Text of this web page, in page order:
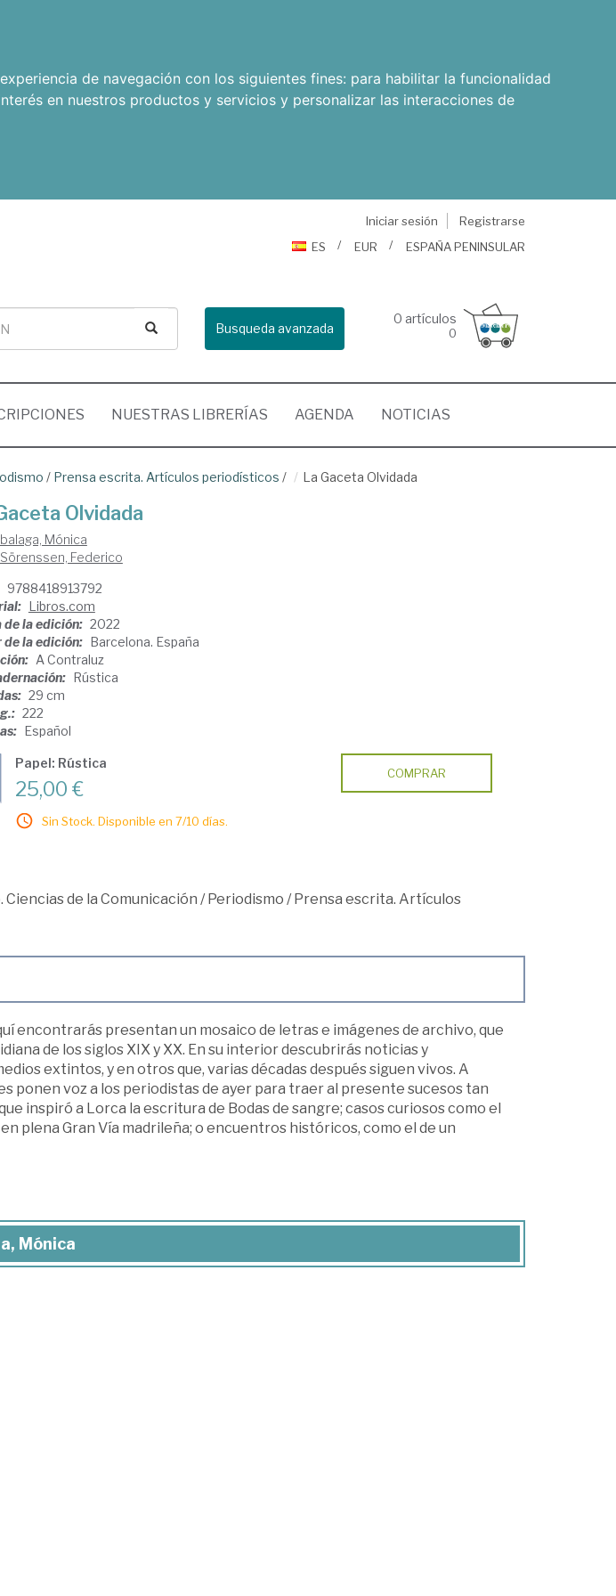
de navegación con los siguientes fines: para habilitar la funcionalidad
en nuestros productos y servicios y personalizar las interacciones de
Iniciar sesión
Registrarse
ES
EUR ESPAÑA PENINSULAR
Busqueda avanzada
0 artículos
0
NUESTRAS LIBRERÍAS AGENDA NOTICIAS
/ Prensa escrita. Artículos periodísticos / La Gaceta Olvidada
Olvidada
Mónica
Federico
9788418913792
Libros.com
de la edición: 2022
de la edición: Barcelona. España
A Contraluz
Rústica
29 cm
222
Español
Papel: Rústica
25,00 €
Sin Stock. Disponible en 7/10 días.
COMPRAR
Ciencias de la Comunicación /Periodismo /Prensa escrita. Artículos
encontrarás presentan un mosaico de letras e imágenes de archivo, que
de los siglos XIX y XX. En su interior descubrirás noticias y
extintos, y en otros que, varias décadas después siguen vivos. A
ponen voz a los periodistas de ayer para traer al presente sucesos tan
inspiró a Lorca la escritura de Bodas de sangre; casos curiosos como el
plena Gran Vía madrileña; o encuentros históricos, como el de un
Mónica